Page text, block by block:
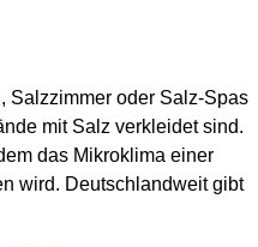
Salzzimmer oder Salz-Spas
mit Salz verkleidet sind.
das Mikroklima einer
wird. Deutschlandweit gibt